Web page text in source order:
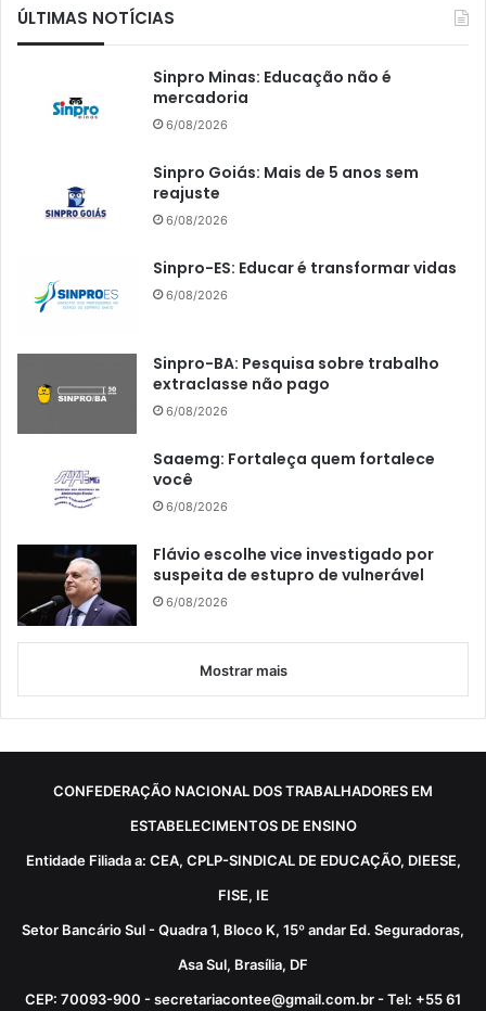
ÚLTIMAS NOTÍCIAS
Sinpro Minas: Educação não é
mercadoria
6/08/2026
Sinpro Goiás: Mais de 5 anos sem
reajuste
6/08/2026
Sinpro-ES: Educar é transformar vidas
6/08/2026
Sinpro-BA: Pesquisa sobre trabalho
extraclasse não pago
6/08/2026
Saaemg: Fortaleça quem fortalece
você
6/08/2026
Flávio escolhe vice investigado por
suspeita de estupro de vulnerável
6/08/2026
Mostrar mais
CONFEDERAÇÃO NACIONAL DOS TRABALHADORES EM
ESTABELECIMENTOS DE ENSINO
Entidade Filiada a: CEA, CPLP-SINDICAL DE EDUCAÇÃO, DIEESE,
FISE, IE
Setor Bancário Sul - Quadra 1, Bloco K, 15º andar Ed. Seguradoras,
Asa Sul, Brasília, DF
CEP: 70093-900 - secretariacontee@gmail.com.br - Tel: +55 61